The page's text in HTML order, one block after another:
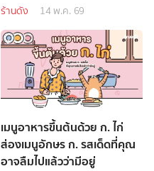
ร้านดัง 14 พ.ค. 69
เมนูอาหารขึ้นต้นด้วย ก. ไก่
ส่องเมนูอักษร ก. รสเด็ดที่คุณ
อาจลืมไปแล้วว่ามีอยู่